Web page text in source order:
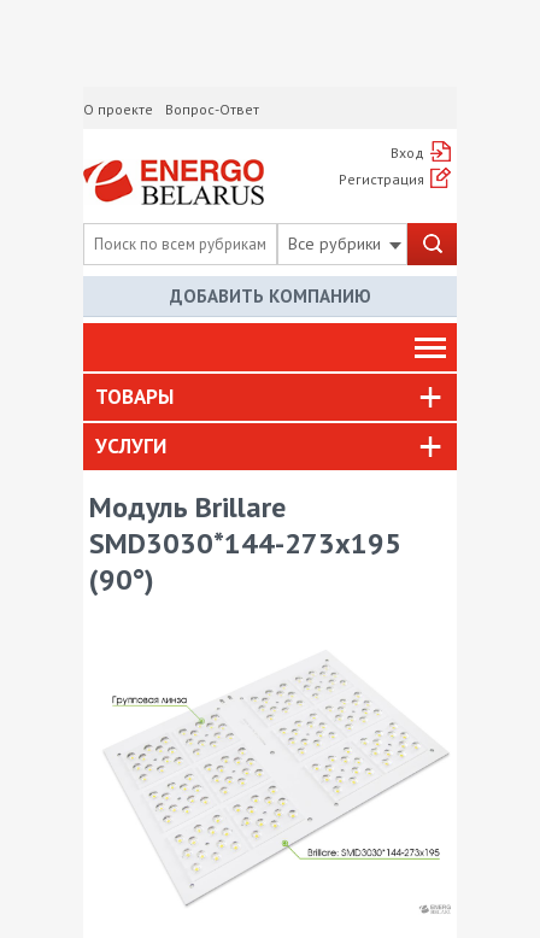
О проекте Вопрос-Ответ
Вход
Регистрация
Все рубрики
ДОБАВИТЬ КОМПАНИЮ
ТОВАРЫ
УСЛУГИ
Модуль Brillare
SMD3030*144-273x195
(90°)